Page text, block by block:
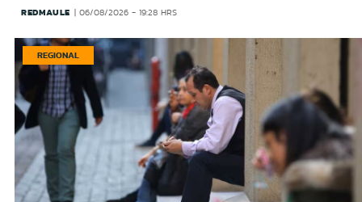
REDMAULE 06/08/2026 - 19:28 HRS
REGIONAL